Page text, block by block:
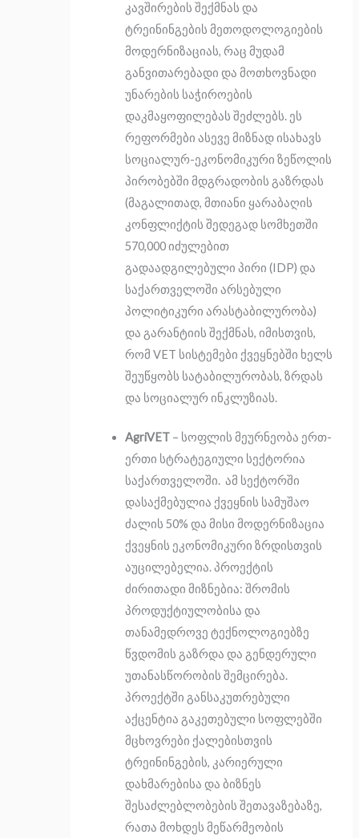
კავშირების შექმნას და
ტრეინინგების მეთოდოლოგიების
მოდერნიზაციას, რაც მუდამ
განვითარებადი და მოთხოვნადი
უნარების საჭიროების
დაკმაყოფილებას შეძლებს. ეს
რეფორმები ასევე მიზნად ისახავს
სოციალურ-ეკონომიკური ზეწოლის
პირობებში მდგრადობის გაზრდას
(მაგალითად, მთიანი ყარაბაღის
კონფლიქტის შედეგად სომხეთში
570,000 იძულებით
გადაადგილებული პირი (IDP) და
საქართველოში არსებული
პოლიტიკური არასტაბილურობა)
და გარანტიის შექმნას, იმისთვის,
რომ VET სისტემები ქვეყნებში ხელს
შეუწყობს სატაბილურობას, ზრდას
და სოციალურ ინკლუზიას.
AgriVET – სოფლის მეურნეობა ერთ-
ერთი სტრატეგიული სექტორია
საქართველოში. ამ სექტორში
დასაქმებულია ქვეყნის სამუშაო
ძალის 50% და მისი მოდერნიზაცია
ქვეყნის ეკონომიკური ზრდისთვის
აუცილებელია. პროექტის
ძირითადი მიზნებია: შრომის
პროდუქტიულობისა და
თანამედროვე ტექნოლოგიებზე
წვდომის გაზრდა და გენდერული
უთანასწორობის შემცირება.
პროექტში განსაკუთრებული
აქცენტია გაკეთებული სოფლებში
მცხოვრები ქალებისთვის
ტრეინინგების, კარიერული
დახმარებისა და ბიზნეს
შესაძლებლობების შეთავაზებაზე,
რათა მოხდეს მეწარმეობის